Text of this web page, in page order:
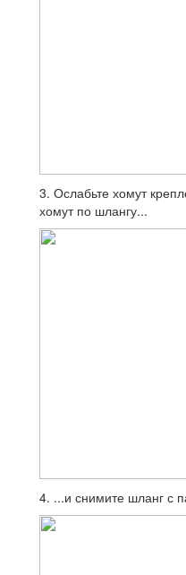
3. Ослабьте хомут
хомут по шлангу...
4. ...и снимите шланг с